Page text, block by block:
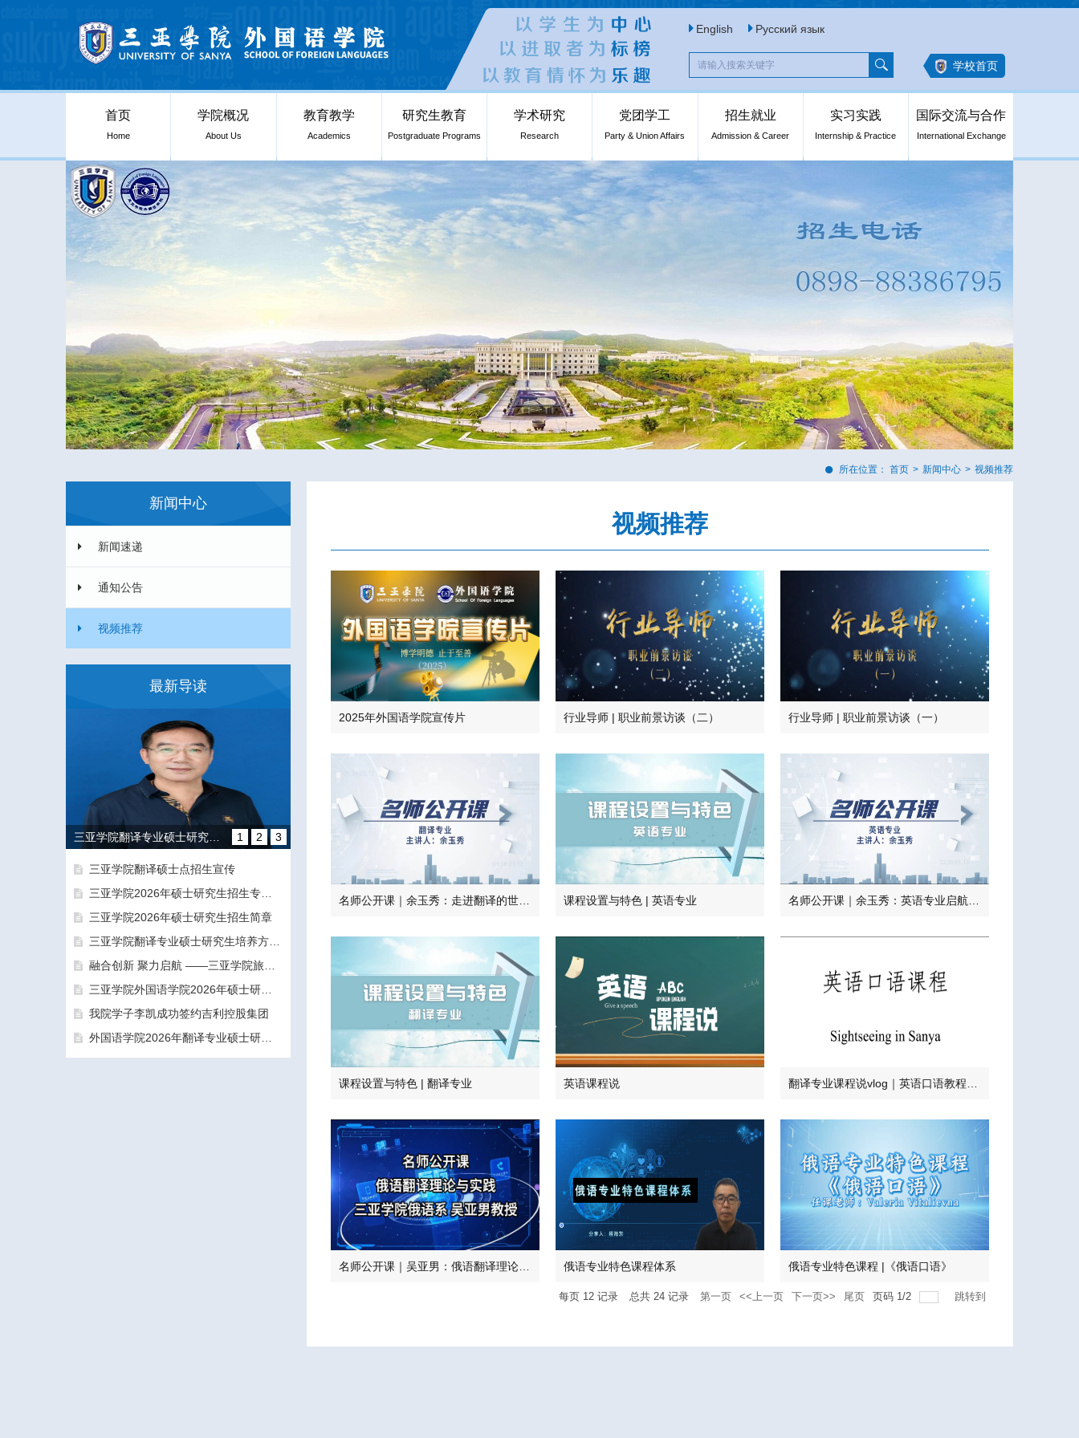
English Русский язык
学校首页
首页
Home
学院概况
About Us
教育教学
Academics
研究生教育
Postgraduate Programs
学术研究
Research
党团学工
Party & Union Affairs
招生就业
Admission & Career
实习实践
Internship & Practice
国际交流与合作
International Exchange
所在位置： 首页 > 新闻中心 > 视频推荐
新闻中心
新闻速递
通知公告
视频推荐
最新导读
1 2 3
三亚学院翻译硕士点招生宣传
三亚学院2026年硕士研究生招生专业目录及参考书目
三亚学院2026年硕士研究生招生简章
三亚学院翻译专业硕士研究生培养方向和导师团队介绍
融合创新 聚力启航 ——三亚学院旅游与大健康学院正式揭牌成立
三亚学院外国语学院2026年硕士研究生拟录取名单公示公告（一志愿）
我院学子李凯成功签约吉利控股集团
外国语学院2026年翻译专业硕士研究生（MTI）一志愿考生面试工作圆满结束
视频推荐
2025年外国语学院宣传片 行业导师 | 职业前景访谈（二） 行业导师 | 职业前景访谈（一）
课程设置与特色 | 英语专业
课程设置与特色 | 翻译专业 英语课程说
俄语专业特色课程体系 俄语专业特色课程 |《俄语口语》
每页 12 记录 总共 24 记录 第一页 <<上一页 下一页>> 尾页 页码 1/2 跳转到